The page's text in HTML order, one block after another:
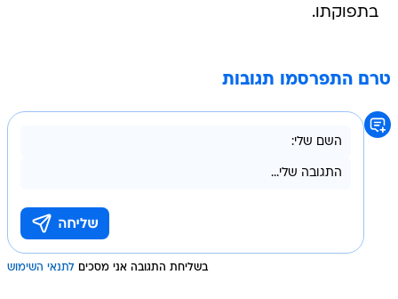
בתפוקתו.
טרם התפרסמו תגובות
בשליחת התגובה אני מסכים לתנאי השימוש